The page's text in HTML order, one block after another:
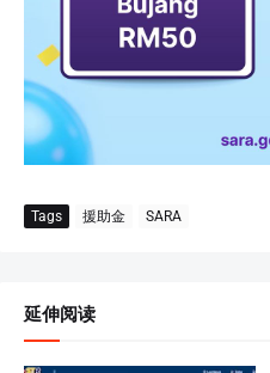
Tags 援助金 SARA
延伸阅读